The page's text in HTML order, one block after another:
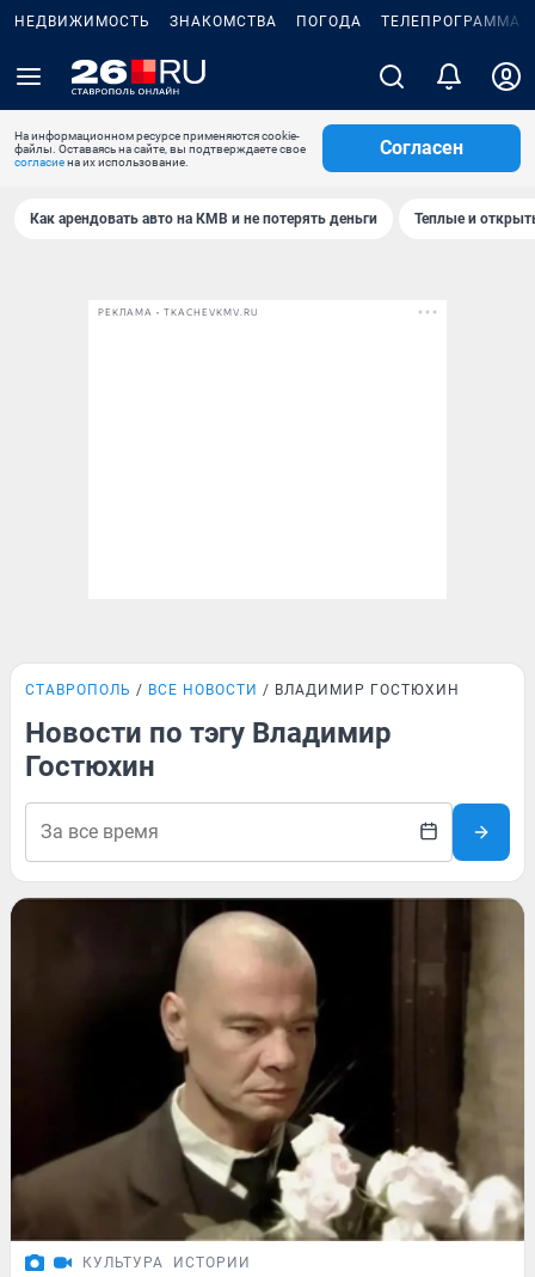
НЕДВИЖИМОСТЬ ЗНАКОМСТВА ПОГОДА ТЕЛЕПРОГРАММА
На информационном ресурсе применяются cookie-
файлы. Оставаясь на сайте, вы подтверждаете свое
согласиена их использование.
Согласен
Как арендовать авто на КМВ и не потерять деньги Теплые и
РЕКЛАМА • TKACHEVKMV.RU
СТАВРОПОЛЬ ВСЕ НОВОСТИ ВЛАДИМИР ГОСТЮХИН
Новости по тэгу Владимир
Гостюхин
КУЛЬТУРА ИСТОРИИ